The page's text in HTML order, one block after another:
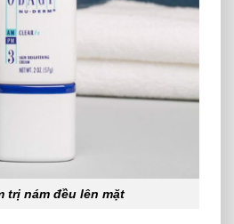
trị nám đều lên mặt